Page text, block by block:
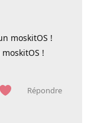
moskitOS !
!
Répondre